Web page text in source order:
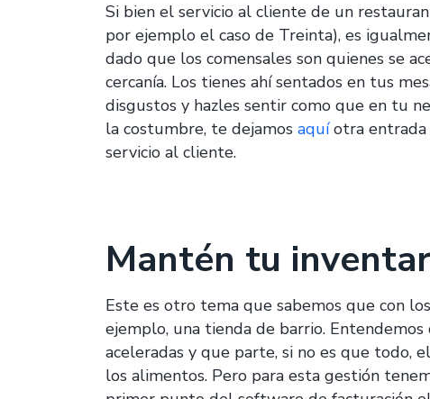
Si bien el servicio al cliente de un
por ejemplo el caso de Treinta), es
dado que los comensales son quienes se
cercanía. Los tienes ahí sentados en tus
disgustos y hazles sentir como que en tu
la costumbre, te dejamos aquíotra entrada
servicio al cliente.
Mantén tu
Este es otro tema que sabemos que con
ejemplo, una tienda de barrio.
aceleradas y que parte, si no es que todo,
los alimentos. Pero para esta gestión